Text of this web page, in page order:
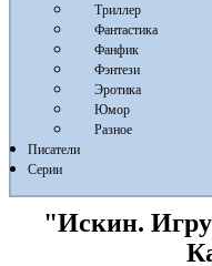
Триллер
Фантастика
Фанфик
Фэнтези
Эротика
Юмор
Разное
Писатели
Серии
"Искин.